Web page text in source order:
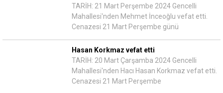
TARİH: 21 Mart Perşembe 2024 Gencelli
Mahallesi'nden Mehmet İnceoğlu vefat etti.
Cenazesi 21 Mart Perşembe günü
Hasan Korkmaz vefat etti
TARİH: 20 Mart Çarşamba 2024 Gencelli
Mahallesi'nden Hacı Hasan Korkmaz vefat etti.
Cenazesi 21 Mart Perşembe